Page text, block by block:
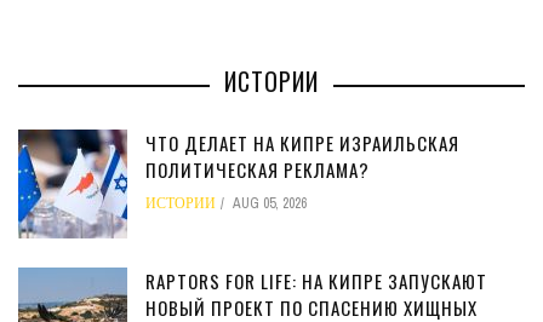
ИСТОРИИ
ЧТО ДЕЛАЕТ НА КИПРЕ ИЗРАИЛЬСКАЯ
ПОЛИТИЧЕСКАЯ РЕКЛАМА?
ИСТОРИИ AUG 05, 2026
RAPTORS FOR LIFE: НА КИПРЕ ЗАПУСКАЮТ
НОВЫЙ ПРОЕКТ ПО СПАСЕНИЮ ХИЩНЫХ